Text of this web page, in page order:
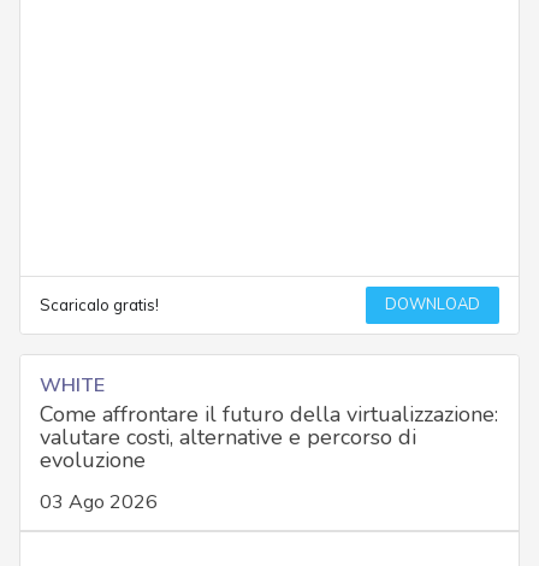
Scaricalo gratis! DOWNLOAD
WHITE
Come affrontare il futuro della virtualizzazione:
valutare costi, alternative e percorso di
evoluzione
03 Ago 2026